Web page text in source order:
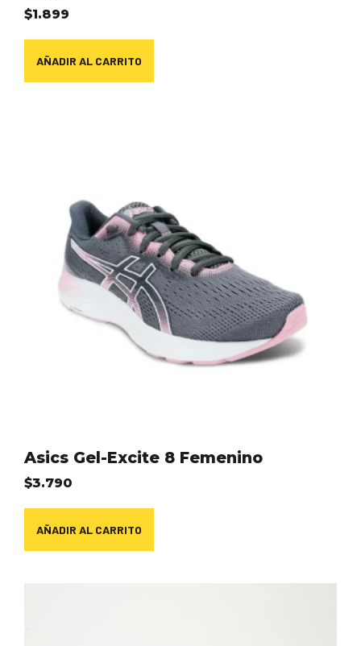
$1.899
AÑADIR AL CARRITO
Asics Gel-Excite 8 Femenino
$3.790
AÑADIR AL CARRITO